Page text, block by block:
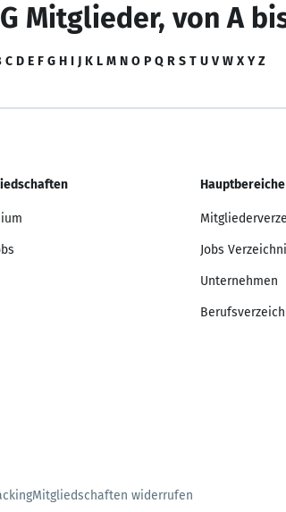
Mitglieder, von A
C D E F G H I J K L M N O P Q R S T U V W X Y Z
Hauptbereiche
Jobs
Unternehmen
Mitgliedschaften widerrufen